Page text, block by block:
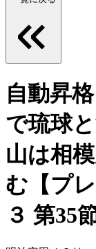
自動昇
で琉球
山は相
む【プ
３ 第35節